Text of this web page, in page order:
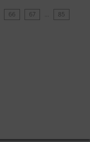
66 67 …
85